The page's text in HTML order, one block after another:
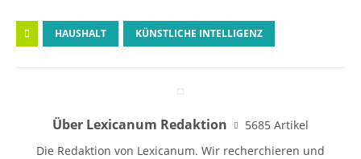
HAUSHALT KÜNSTLICHE INTELLIGENZ
Über Lexicanum Redaktion
5685 Artikel
Die Redaktion von Lexicanum. Wir recherchieren und